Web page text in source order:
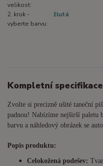
velikost:
2. krok -
vyberte barvu:
žlutá
Kompletní specifikace
Zvolte si precizně ušité taneční
padnou! Nabízíme nejširší paletu
barvu a náhledový obrázek se
Popis produktu:
Celokožená podešev: